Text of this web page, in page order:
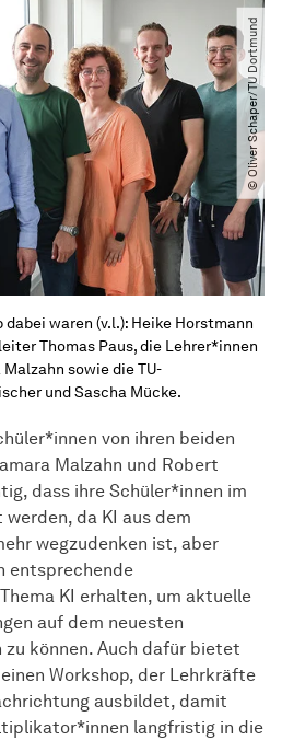
© Oliver Schaper​/​TU Dortmund
waren (v.l.): Heike Horstmann
Thomas Paus, die Lehrer*innen
sowie die TU-
und Sascha Mücke.
von ihren beiden
Malzahn und Robert
dass ihre Schüler*innen im
da KI aus dem
wegzudenken ist, aber
entsprechende
KI erhalten, um aktuelle
auf dem neuesten
können. Auch dafür bietet
Workshop, der Lehrkräfte
ausbildet, damit
langfristig in die